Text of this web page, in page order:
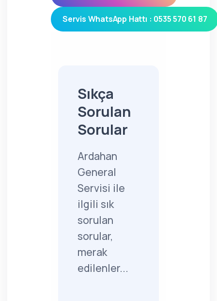
Servis WhatsApp Hattı : 0535 570 61 87
Sıkça
Sorulan
Sorular
Ardahan
General
Servisi ile
ilgili sık
sorulan
sorular,
merak
edilenler...